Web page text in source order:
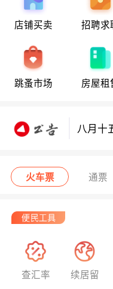
店铺买卖 招聘求
跳蚤市场 房屋租
八月
八月十
火车票 通票
查汇率 续居留